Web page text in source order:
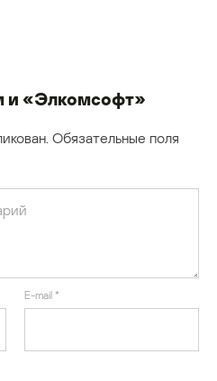
и «Элкомсофт»
Обязательные поля
E-mail *